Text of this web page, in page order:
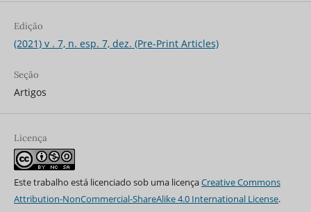
Edição
(2021) v . 7, n. esp. 7, dez. (Pre-Print Articles)
Seção
Artigos
Licença
Este trabalho está licenciado sob uma licençaCreative Commons
Attribution-NonCommercial-ShareAlike 4.0 International License.